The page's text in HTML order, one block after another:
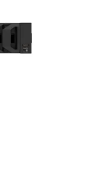
SAS